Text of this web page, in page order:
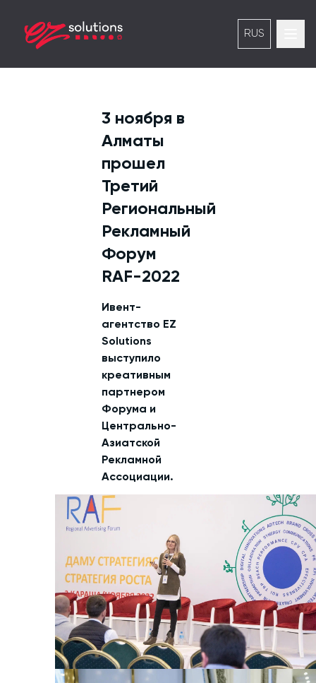
RUS
3 ноября в
Алматы
прошел
Третий
Региональный
Рекламный
Форум
RAF-2022
Ивент-
агентство EZ
Solutions
выступило
креативным
партнером
Форума и
Центрально-
Азиатской
Рекламной
Ассоциации.
Екатерина Неруш,
бизнеса EZ Solutions,
выступила на Форуме в
качестве спикера и
рассказала о том, как
организовать
мероприятие своими
силами, без
привлечения
профессиональных